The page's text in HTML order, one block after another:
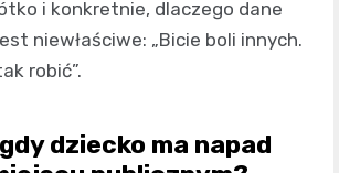
i konkretnie, dlaczego dane
niewłaściwe: „Bicie boli innych.
robić”.
dziecko ma napad